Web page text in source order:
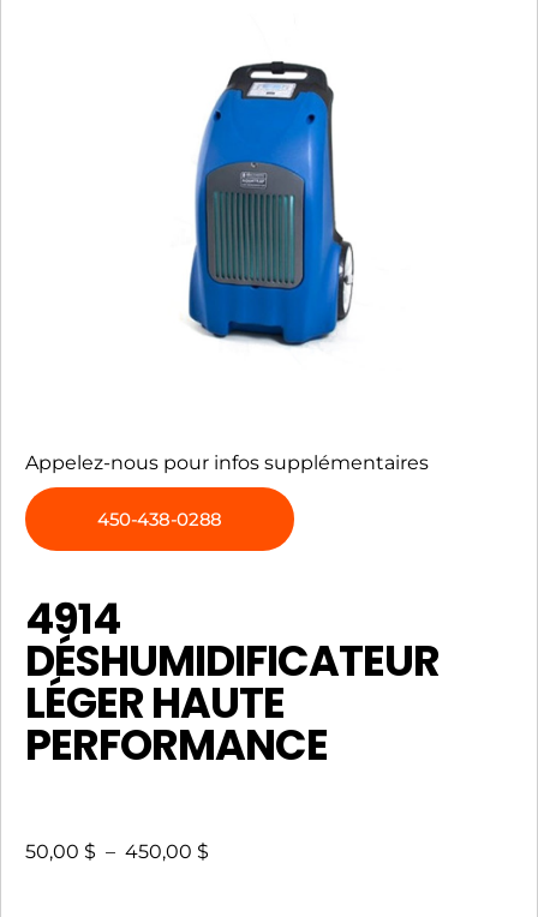
Appelez-nous pour infos supplémentaires
450-438-0288
4914
DÉSHUMIDIFICATEUR
LÉGER HAUTE
PERFORMANCE
50,00 $ – 450,00 $